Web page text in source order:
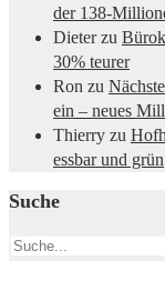
der 138-
Dieterzu
30% teurer
Ron zu
ein – neues
Thierry zu
essbar und grün
Suche